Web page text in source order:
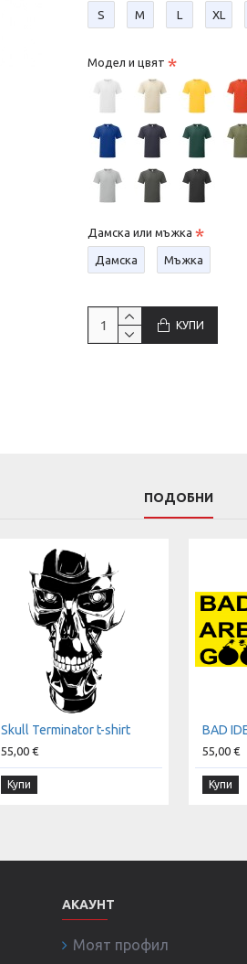
S М L XL
Модел и цвят
Дамска или мъжка
Дамска Мъжка
КУПИ
ПОДОБНИ
Skull Terminator t-shirt
55,00 €
Купи
BAD
55,00 €
Купи
АКАУНТ
Моят профил